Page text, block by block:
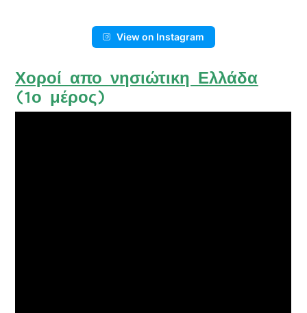
View on Instagram
Χοροί απο νησιώτικη Ελλάδα
(1ο μέρος)